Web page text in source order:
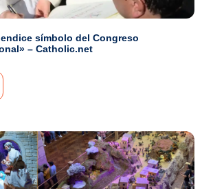
símbolo del Congreso
– Catholic.net